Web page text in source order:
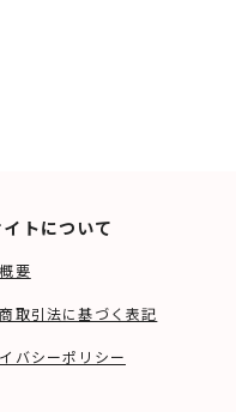
トについて
要
取引法に基づく表記
バシーポリシー